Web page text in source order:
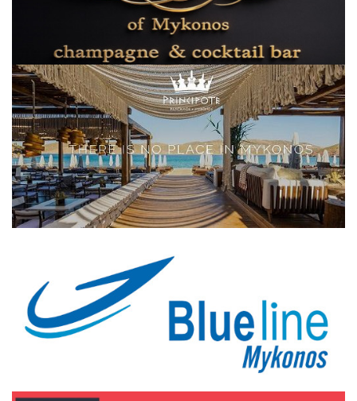
Elections 2023
Γλώσσα
Ελληνικά English